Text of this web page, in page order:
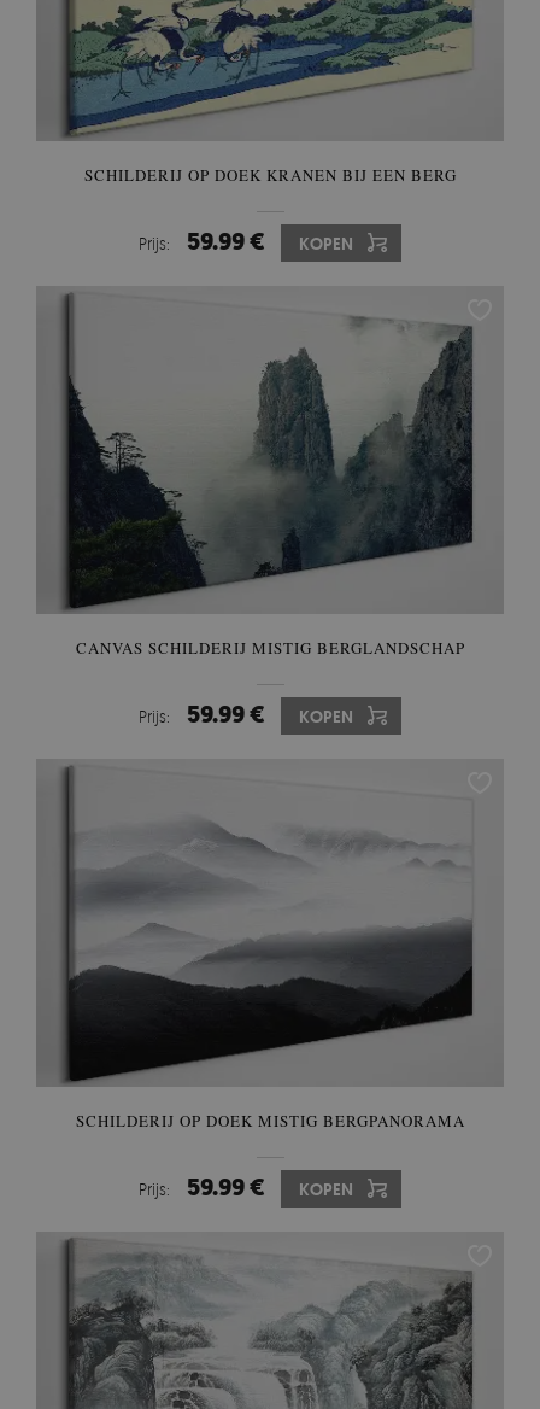
SCHILDERIJ OP DOEK KRANEN BIJ EEN BERG
Prijs: 59.99 € KOPEN
CANVAS SCHILDERIJ MISTIG BERGLANDSCHAP
Prijs: 59.99 € KOPEN
SCHILDERIJ OP DOEK MISTIG BERGPANORAMA
Prijs: 59.99 € KOPEN